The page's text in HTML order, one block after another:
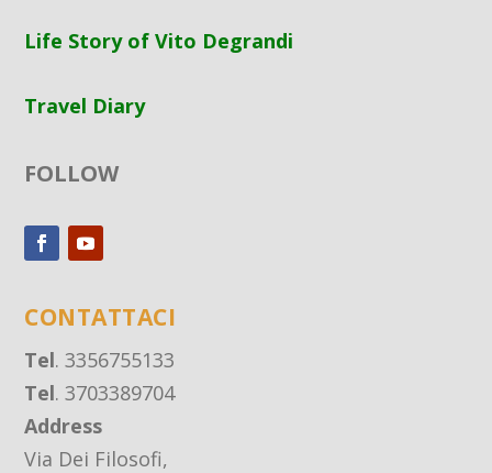
Life Story of Vito Degrandi
Travel Diary
FOLLOW
CONTATTACI
Tel. 3356755133
Tel. 3703389704
Address
Via Dei Filosofi,